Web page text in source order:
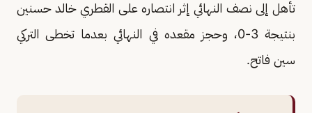
تأهل إلى نصف النهائي إثر انتصاره على القطري خالد حسنين
بنتيجة 3-0، وحجز مقعده في النهائي بعدما تخطى التركي
سين فاتح.